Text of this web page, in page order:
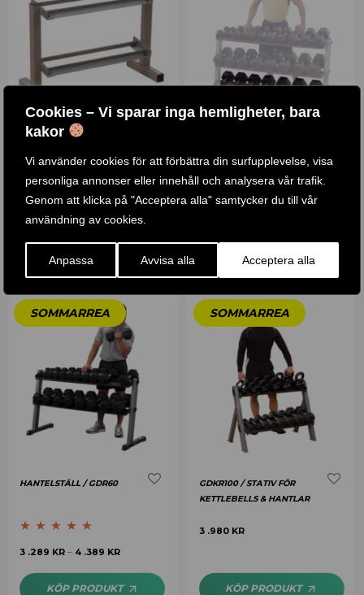
Cookies – Vi sparar inga hemligheter, bara
kakor
Vi använder cookies för att förbättra din surfupplevelse, visa
personliga annonser eller innehåll och analysera vår trafik.
Genom att klicka på "Acceptera alla" samtycker du till vår
användning av cookies.
Anpassa Avvisa alla Acceptera alla
HANTELUPPLÄGG
1 .790 KR 1 .290
GDRT6
HANTELSTÄLL / GDR60
Betygsatt
5.00
3 .289 KR – 4 .389 KR
KÖP PRODUKT
GDKR100 / STATIV FÖR
KETTLEBELLS & HANTLAR
3 .980 KR
KÖP PRODUKT